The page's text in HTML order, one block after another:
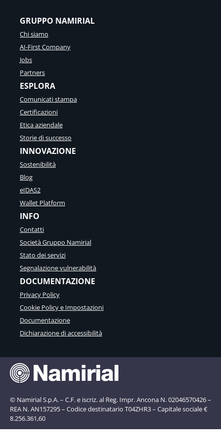
GRUPPO NAMIRIAL
Chi siamo
AI-First Company
Jobs
Partners
ESPLORA
Comunicati stampa
Certificazioni
Etica aziendale
Storie di successo
INNOVAZIONE
Sostenibilità
Blog
eIDAS2
Wallet Platform
INFO
Contatti
Società Gruppo Namirial
Stato dei servizi
Segnalazione vulnerabilità
DOCUMENTAZIONE
Privacy Policy
Cookie Policy e Impostazioni
Documentazione
Dichiarazione di accessibilità
© Namirial S.p.A. – C.F. e iscriz. al Reg. Impr. Ancona N. 02046570426 –
REA N. AN157295 – Codice destinatario T04ZHR3 – Capitale sociale €
8.256.361,60